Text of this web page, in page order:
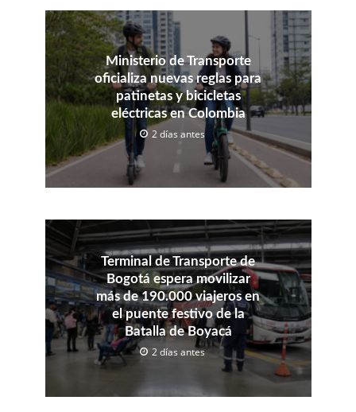
Ministerio de Transporte
oficializa nuevas reglas para
patinetas y bicicletas
eléctricas en Colombia
2 días antes
Terminal de Transporte de
Bogotá espera movilizar
más de 190.000 viajeros en
el puente festivo de la
Batalla de Boyacá
2 días antes